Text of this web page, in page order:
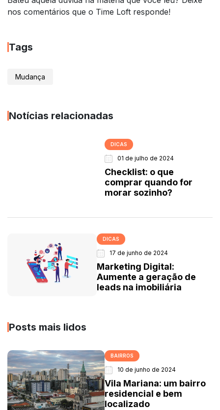
nos comentários que o Time Loft responde!
Tags
Mudança
Notícias relacionadas
DICAS
01 de julho de 2024
Checklist: o que
comprar quando for
morar sozinho?
DICAS
17 de junho de 2024
Marketing Digital:
Aumente a geração de
leads na imobiliária
Posts mais lidos
BAIRROS
10 de junho de 2024
Vila Mariana: um bairro
residencial e bem
localizado